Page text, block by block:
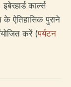
कार्ल्स
ऐतिहासिक पुराने
करें (पर्यटन